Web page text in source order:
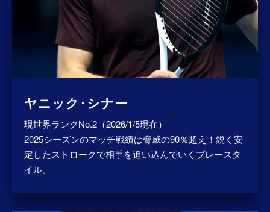
ヤニック･シナー
現世界ランクNo.2（2026/1/5現在）
2025シーズンのマッチ戦績は脅威の90％超え！鋭く安
定したストロークで相手を追い込んでいくプレースタ
イル。